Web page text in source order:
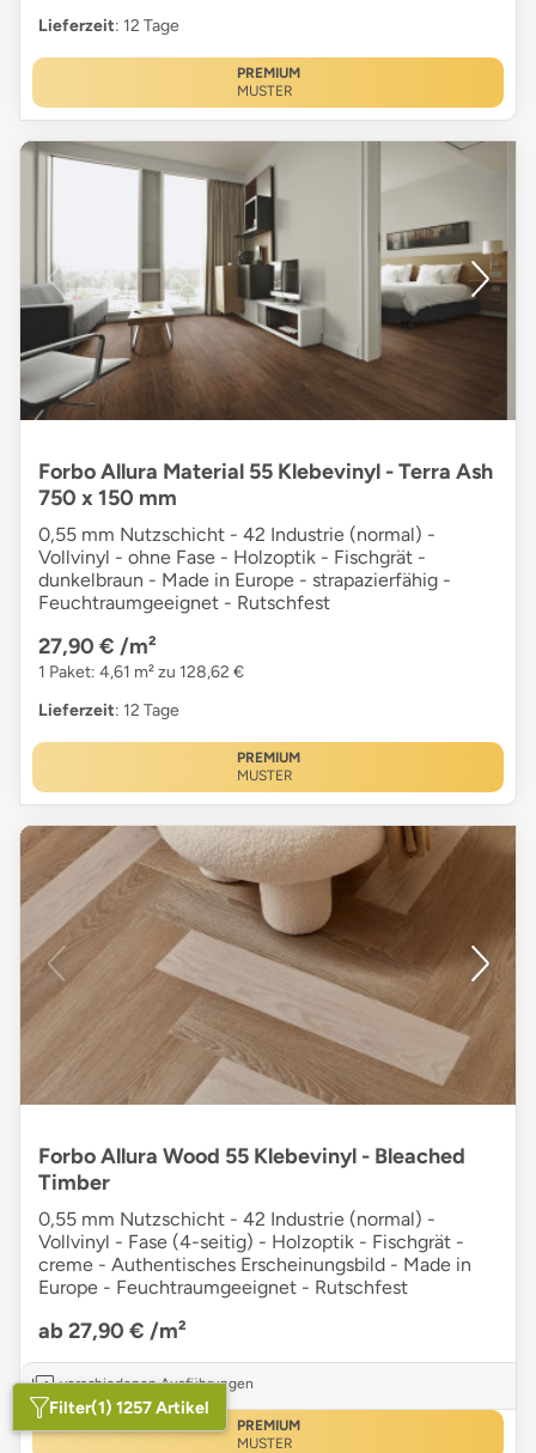
Lieferzeit: 12 Tage
PREMIUM
MUSTER
Forbo Allura Material 55 Klebevinyl - Terra Ash
750 x 150 mm
0,55 mm Nutzschicht - 42 Industrie (normal) -
Vollvinyl - ohne Fase - Holzoptik - Fischgrät -
dunkelbraun - Made in Europe - strapazierfähig -
Feuchtraumgeeignet - Rutschfest
27,90 € /m²
1 Paket: 4,61 m² zu 128,62 €
Lieferzeit: 12 Tage
PREMIUM
MUSTER
Forbo Allura Wood 55 Klebevinyl - Bleached
Timber
0,55 mm Nutzschicht - 42 Industrie (normal) -
Vollvinyl - Fase (4-seitig) - Holzoptik - Fischgrät -
creme - Authentisches Erscheinungsbild - Made in
Europe - Feuchtraumgeeignet - Rutschfest
ab 27,90 € /m²
verschiedenen Ausführungen
PREMIUM
MUSTER
Filter(1) 1257 Artikel